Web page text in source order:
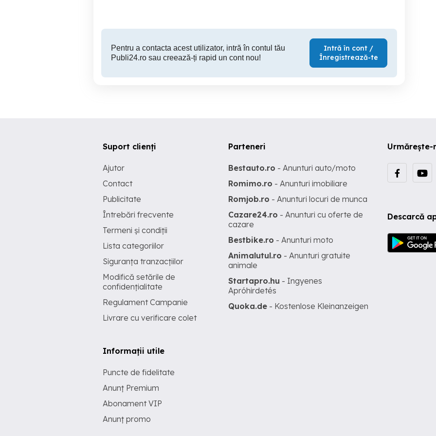
Pentru a contacta acest utilizator, intră în contul tău
Publi24.ro sau creează-ți rapid un cont nou!
Intră în cont /
Înregistrează-te
Urmărește-
Descarcă
Suport clienți
Ajutor
Contact
Publicitate
Întrebări frecvente
Termeni și condiții
Lista categoriilor
Siguranța tranzacțiilor
Modifică setările de
confidențialitate
Regulament Campanie
Livrare cu verificare colet
Informații utile
Puncte de fidelitate
Anunț Premium
Abonament VIP
Anunț promo
Parteneri
Bestauto.ro - Anunturi auto/moto
Romimo.ro - Anunturi imobiliare
Romjob.ro - Anunturi locuri de munca
Cazare24.ro - Anunturi cu oferte de
cazare
Bestbike.ro - Anunturi moto
Animalutul.ro - Anunturi gratuite
animale
Startapro.hu - Ingyenes
Apróhirdetés
Quoka.de - Kostenlose Kleinanzeigen